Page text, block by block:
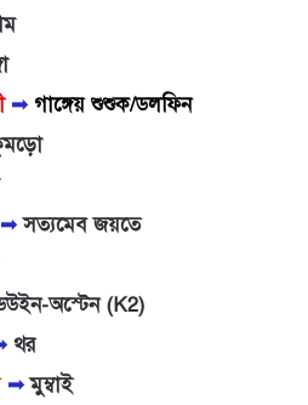
➟ গাঙ্গেয় শুশুক/ডলফিন
➟সত্যমেব জয়তে
অস্টেন (K2)
থর
➟মুম্বাই